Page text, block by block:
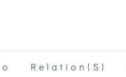
Relation(s)